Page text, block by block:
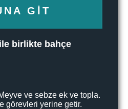
GIT
birlikte bahçe
ve sebze ek ve topla.
görevleri yerine getir.